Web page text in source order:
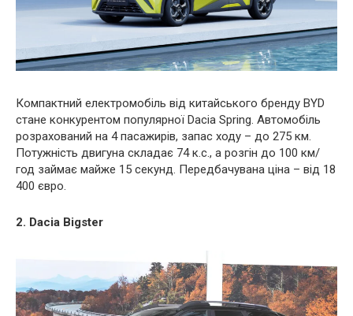
Компактний електромобіль від китайського бренду BYD
стане конкурентом популярної Dacia Spring. Автомобіль
розрахований на 4 пасажирів, запас ходу – до 275 км.
Потужність двигуна складає 74 к.с., а розгін до 100 км/
год займає майже 15 секунд. Передбачувана ціна – від 18
400 євро.
2. Dacia Bigster